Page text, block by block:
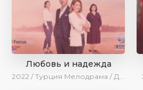
Любовь и надежда
2022 / Турция Мелодрама / Драма / BeniAffet